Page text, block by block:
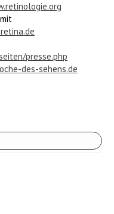
presse.php
des-sehens.de